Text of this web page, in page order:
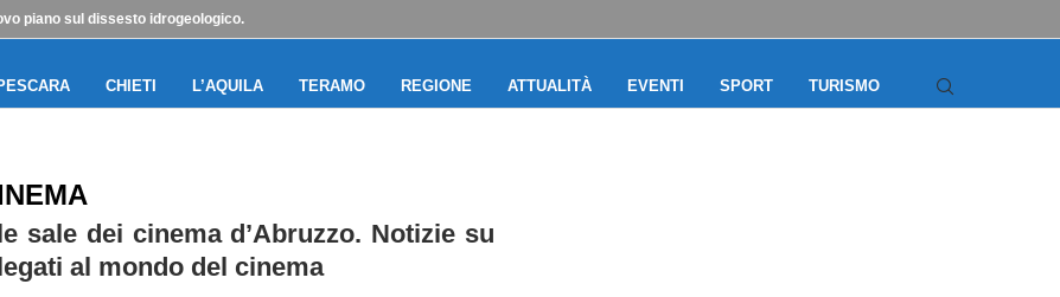
piano sul dissesto idrogeologico.
CHIETI L’AQUILA TERAMO REGIONE ATTUALITÀ EVENTI SPORT TURISMO
sale dei cinema d’Abruzzo. Notizie su
al mondo del cinema